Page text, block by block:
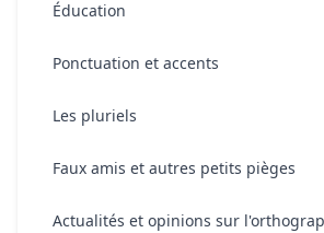
Éducation
Ponctuation et accents
Les pluriels
Faux amis et autres petits pièges
Actualités et opinions sur